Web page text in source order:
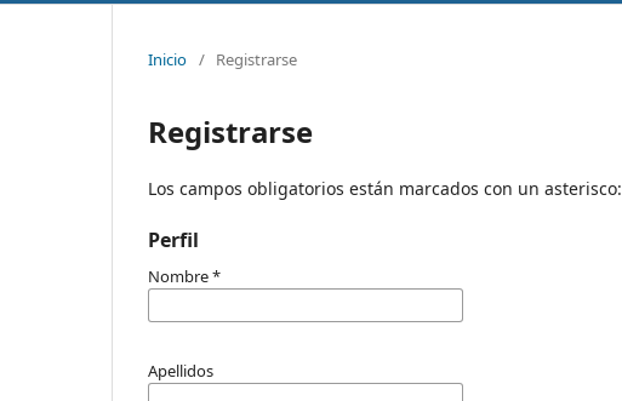
Inicio / Registrarse
Registrarse
Los campos obligatorios están marcados con un asterisco:
Perfil
Nombre*
Apellidos